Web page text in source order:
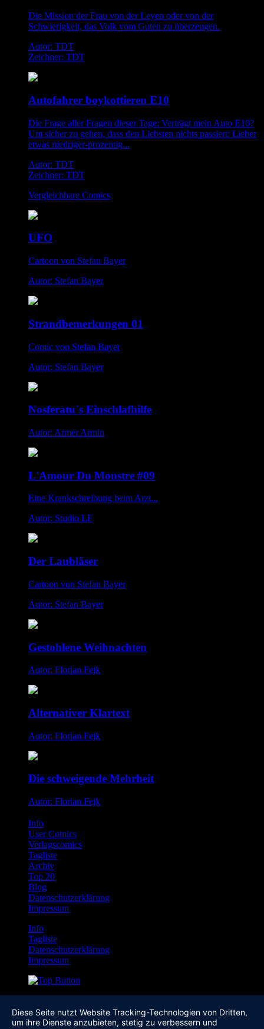
Die Mission der Frau von der Leyen oder von der
Schwierigkeit, das Volk vom Guten zu überzeugen.
Autor: TDT
Zeichner: TDT
Autofahrer boykottieren E10
Die Frage aller Fragen dieser Tage: Verträgt mein Auto E10?
Um sicher zu gehen, dass den Liebsten nichts passiert: Lieber
etwas niedriger-prozentig...
Autor: TDT
Zeichner: TDT
Vergleichbare Comics
UFO
Cartoon von Stefan Bayer
Autor: Stefan Bayer
Strandbemerkungen 01
Comic von Stefan Bayer
Autor: Stefan Bayer
Nosferatu´s Einschlafhilfe
Autor: Armer Armin
L'Amour Du Monstre #09
Eine Krankschreibung beim Arzt...
Autor: Studio LF
Der Laubläser
Cartoon von Stefan Bayer
Autor: Stefan Bayer
Gestohlene Weihnachten
Autor: Florian Fejk
Alternativer Klartext
Autor: Florian Fejk
Die schweigende Mehrheit
Autor: Florian Fejk
Info
User Comics
Verlagscomics
Tagliste
Archiv
Top 20
Blog
Datenschutzerklärung
Impressum
Info
Tagliste
Datenschutzerklärung
Impressum
Diese Seite nutzt Website Tracking-Technologien von Dritten,
um ihre Dienste anzubieten, stetig zu verbessern und